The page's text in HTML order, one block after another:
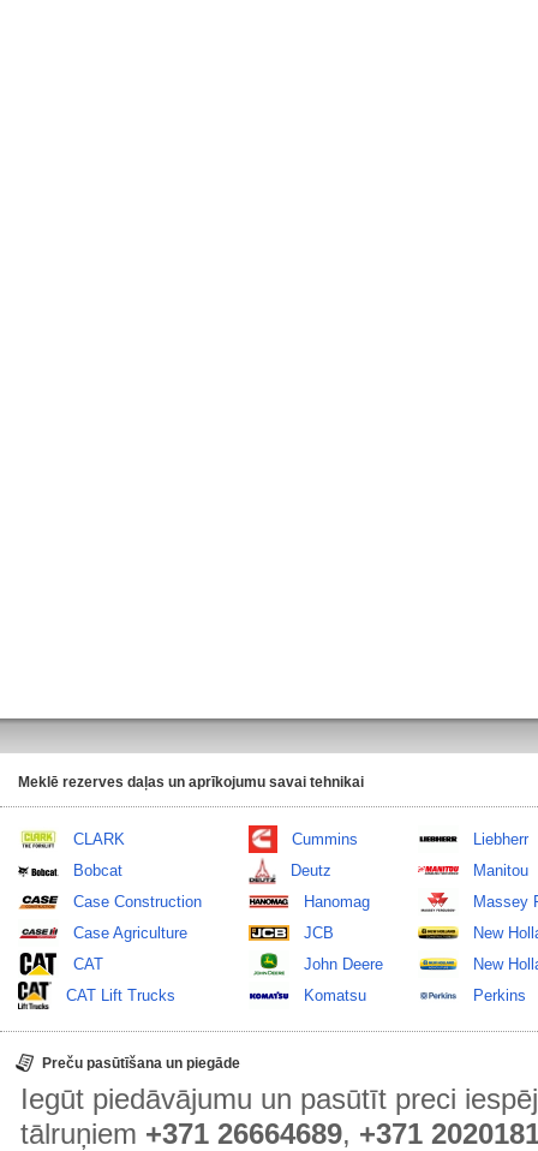
Meklē rezerves daļas un aprīkojumu savai tehnikai
CLARK
Bobcat
Case Construction
Case Agriculture
CAT
CAT Lift Trucks
Cummins
Deutz
Hanomag
JCB
John Deere
Komatsu
Liebherr
Manitou
Massey
New
New
Perkins
Preču pasūtīšana un piegāde
Iegūt piedāvājumu un pasūtīt preci
tālruņiem +371 26664689, +371